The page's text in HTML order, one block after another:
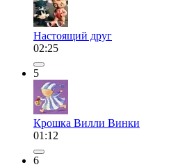
Настоящий друг
02:25
5
Крошка Вилли Винки
01:12
6